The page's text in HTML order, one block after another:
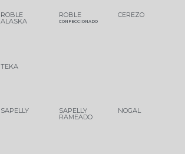
ROBLE
ALASKA
ROBLE
CONFECCIONADO
CEREZO
TEKA
SAPELLY SAPELLY
RAMEADO
NOGAL